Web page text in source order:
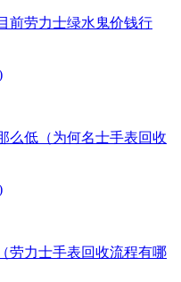
前劳力士绿水鬼价钱行
么低（为何名士手表回收
劳力士手表回收流程有哪